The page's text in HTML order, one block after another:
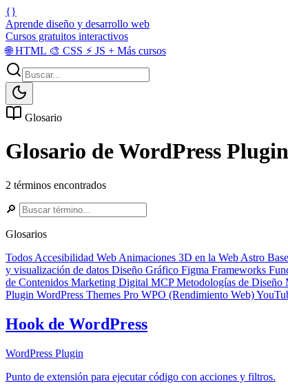
{}
Aprende diseño y desarrollo web
Cursos gratuitos interactivos
🌐HTML 🎨 CSS ⚡ JS + Más cursos
Glosario
Glosario de WordPress Plugin
2 términos encontrados
🔎
Glosarios
Todos Accesibilidad Web Animaciones 3D en la Web Astro
y visualización de datos Diseño Gráfico Figma Frameworks
de Contenidos Marketing Digital MCPMetodologías de Diseño
Plugin WordPress Themes Pro WPO (Rendimiento Web)
Hook de WordPress
WordPress Plugin
Punto de extensión para ejecutar código con acciones y filtros.